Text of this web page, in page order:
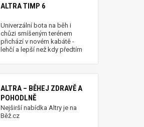
ALTRA TIMP 6
Univerzální bota na běh i
chůzi smíšeným terénem
přichází v novém kabátě -
lehčí a lepší než kdy předtím
ALTRA – BĚHEJ ZDRAVĚ A
POHODLNĚ
Nejširší nabídka Altry je na
Běž.cz